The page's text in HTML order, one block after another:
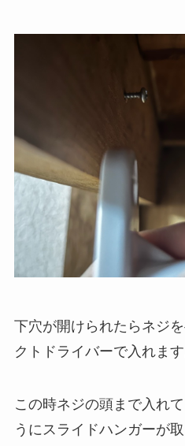
下穴が開けられたらネジ
クトドライバーで入れます
この時ネジの頭まで入れ
うにスライドハンガーが